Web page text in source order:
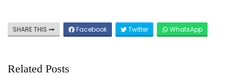
SHARE THIS Facebook Twitter WhatsApp
Related Posts